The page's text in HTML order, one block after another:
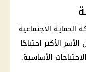
الحماية الاجتماعية
الأكثر احتياجًا
الأساسية.